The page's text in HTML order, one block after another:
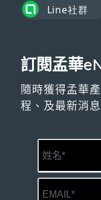
訂閱孟華
隨時獲得孟華
程、及最新消息